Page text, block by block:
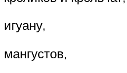
игуану,
мангустов,